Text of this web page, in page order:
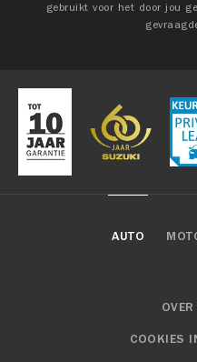
gebruikt voor het door jou
AUTO
COOKIES